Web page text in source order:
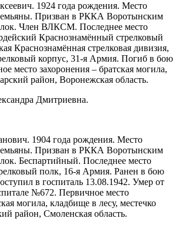
1924 года рождения. Место
Призван в РККА Воротынским
Член ВЛКСМ. Последнее место
Краснознамённый стрелковый
Краснознамённая стрелковая дивизия,
корпус, 31-я Армия. Погиб в бою
место захоронения – братская могила,
район, Воронежская область.
Дмитриевна.
1904 года рождения. Место
Призван в РККА Воротынским
Беспартийный. Последнее место
полк, 16-я Армия. Ранен в бою
в госпиталь 13.08.1942. Умер от
№672. Первичное место
могила, кладбище в лесу, местечко
район, Смоленская область.